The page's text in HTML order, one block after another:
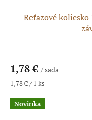
Reťazové
1,78 € / sada
Jednotková
cena:
1,78 € / 1 ks
Novinka